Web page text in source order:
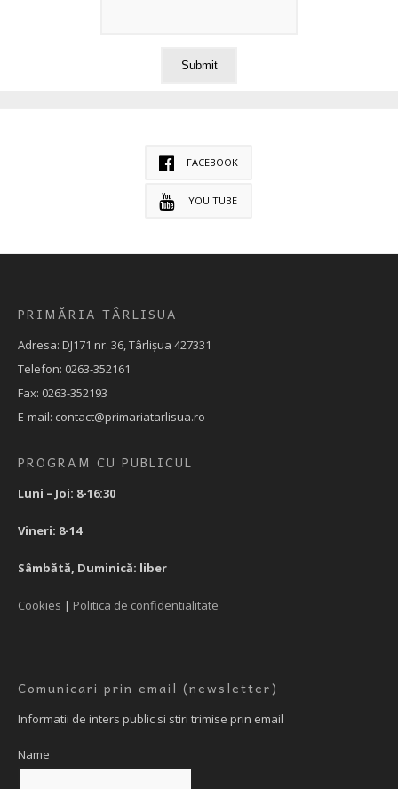
FACEBOOK
YOU TUBE
PRIMĂRIA TÂRLISUA
Adresa: DJ171 nr. 36, Târlișua 427331
Telefon: 0263-352161
Fax: 0263-352193
E-mail: contact@primariatarlisua.ro
PROGRAM CU PUBLICUL
Luni – Joi: 8-16:30
Vineri: 8-14
Sâmbătă, Duminică: liber
Cookies | Politica de confidentialitate
Comunicari prin email (newsletter)
Informatii de inters public si stiri trimise prin email
Name